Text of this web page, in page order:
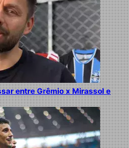
entre Grêmio x Mirassol e